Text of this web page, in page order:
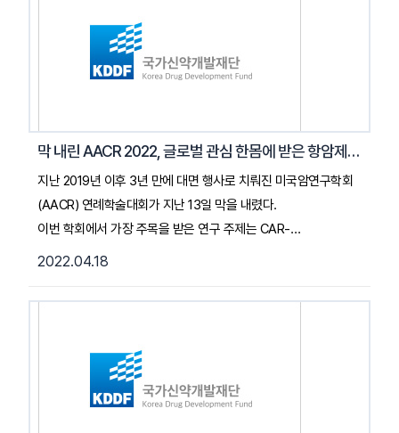
치료제 개발 성과로 전년대비 총 매출액이 크게 증가한 화이자와
아스트라제네카가 R&D 투자에서도 큰 증가폭을 보이면서,
2020년 순위에서는 10위권에도 들지 못했던 아스트라제네카가
2020년 순위를 끌어올리거나 자리를 지켰다. ... 2022. 4. 19.
약업신문기사 전문 보기 (클릭)
막 내린 AACR 2022, 글로벌 관심 한몸에 받은 항암제는?
지난 2019년 이후 3년 만에 대면 행사로 치뤄진 미국암연구학회
(AACR) 연례학술대회가 지난 13일 막을 내렸다.
이번 학회에서 가장 주목을 받은 연구 주제는 CAR-
T 고형암 치료와 iPSC 유래 세포 치료였다. 국내 다수 업체의 면
국가신약개발사업단 진주연 연구원이 최근 발표한 리뷰에 따르면
(Affimed), 암젠(Amgen)
의 발표였다. 바이오엔텍은 회사의 mRNA 기반 항암제 'BNT211'
의 첫 인체 대상 임상시험 결과를 발표하mRNA 기술을 활용한 고
2022.04.18